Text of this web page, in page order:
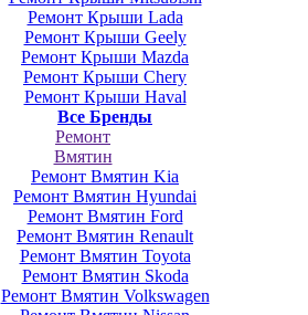
Ремонт Крыши Lada
Ремонт Крыши Geely
Ремонт Крыши Mazda
Ремонт Крыши Chery
Ремонт Крыши Haval
Все Бренды
Ремонт
Вмятин
Ремонт Вмятин Kia
Ремонт Вмятин Hyundai
Ремонт Вмятин Ford
Ремонт Вмятин Renault
Ремонт Вмятин Toyota
Ремонт Вмятин Skoda
Ремонт Вмятин Volkswagen